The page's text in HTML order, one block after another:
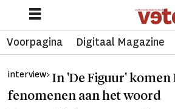
Voorpagina Digitaal Magazine
interview> In 'De Figuur' komen
fenomenen aan het woord